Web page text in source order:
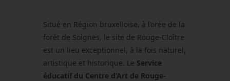
Situé en Région bruxelloise, à l’orée de la
forêt de Soignes, le site de Rouge-Cloître
est un lieu exceptionnel, à la fois naturel,
artistique et historique. Le Service
éducatif du Centre d’Art de Rouge-